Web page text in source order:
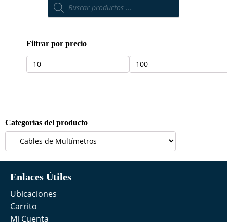
Búsqueda
Filtrar por precio
Precio
Precio
Categorías del producto
Enlaces Útiles
Ubicaciones
Carrito
Mi Cuenta